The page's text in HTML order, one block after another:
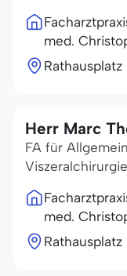
med.
Herr Marc
FA für
med.